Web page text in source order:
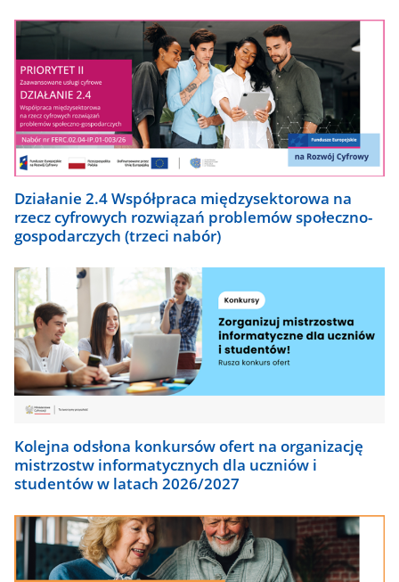
Działanie 2.4 Współpraca międzysektorowa na
rzecz cyfrowych rozwiązań problemów społeczno-
gospodarczych (trzeci nabór)
Kolejna odsłona konkursów ofert na organizację
mistrzostw informatycznych dla uczniów i
studentów w latach 2026/2027